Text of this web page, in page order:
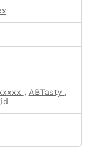
, ABTasty ,